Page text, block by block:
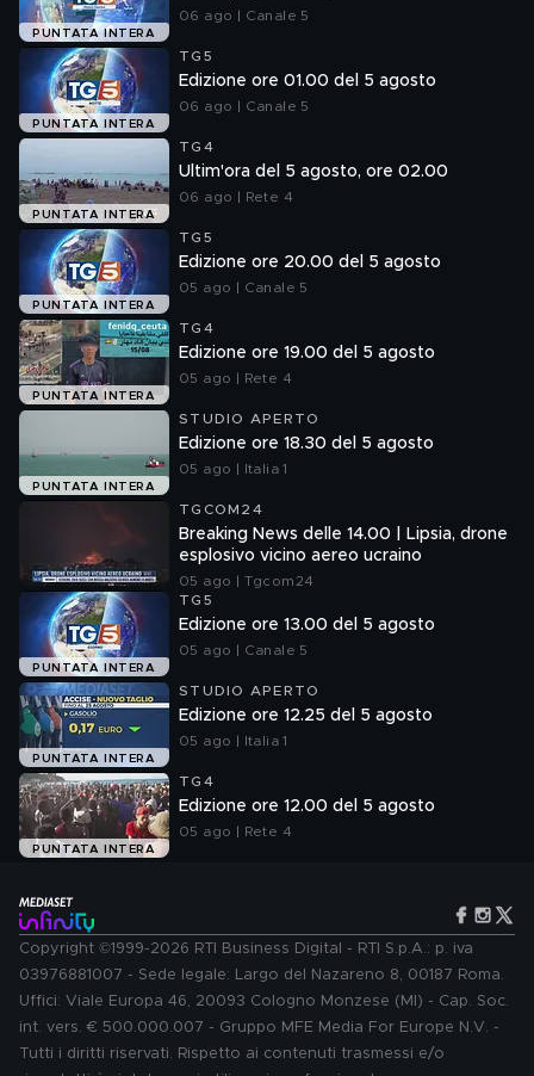
PUNTATA INTERA
06 ago | Canale 5
PUNTATA INTERA
TG5
Edizione ore 01.00 del 5 agosto
06 ago | Canale 5
PUNTATA INTERA
TG4
Ultim'ora del 5 agosto, ore 02.00
06 ago | Rete 4
PUNTATA INTERA
TG5
Edizione ore 20.00 del 5 agosto
05 ago | Canale 5
PUNTATA INTERA
TG4
Edizione ore 19.00 del 5 agosto
05 ago | Rete 4
PUNTATA INTERA
STUDIO APERTO
Edizione ore 18.30 del 5 agosto
05 ago | Italia 1
TGCOM24
Breaking News delle 14.00 | Lipsia, drone
esplosivo vicino aereo ucraino
05 ago | Tgcom24
PUNTATA INTERA
TG5
Edizione ore 13.00 del 5 agosto
05 ago | Canale 5
PUNTATA INTERA
STUDIO APERTO
Edizione ore 12.25 del 5 agosto
05 ago | Italia 1
PUNTATA INTERA
TG4
Edizione ore 12.00 del 5 agosto
05 ago | Rete 4
Copyright ©1999-2026 RTI Business Digital - RTI S.p.A.: p. iva
03976881007 - Sede legale: Largo del Nazareno 8, 00187 Roma.
Uffici: Viale Europa 46, 20093 Cologno Monzese (MI) - Cap. Soc.
int. vers. € 500.000.007 - Gruppo MFE Media For Europe N.V. -
Tutti i diritti riservati. Rispetto ai contenuti trasmessi e/o